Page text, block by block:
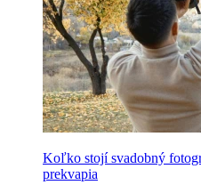
Koľko stojí svadobný
prekvapia